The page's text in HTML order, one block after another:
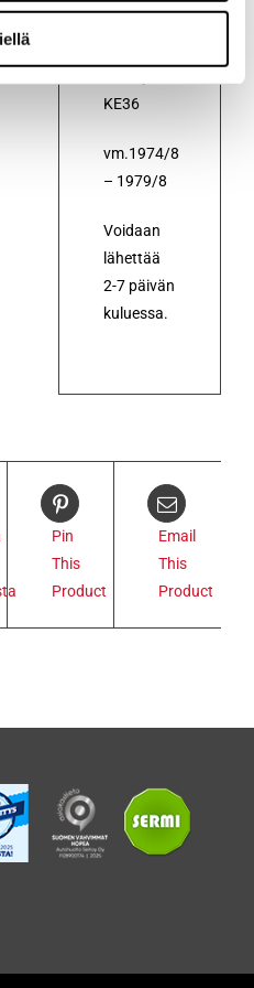
KE36
vm.1974/8
– 1979/8
Voidaan
lähettää
2-7 päivän
kuluessa.
Pin
This
Product
Email
This
Product